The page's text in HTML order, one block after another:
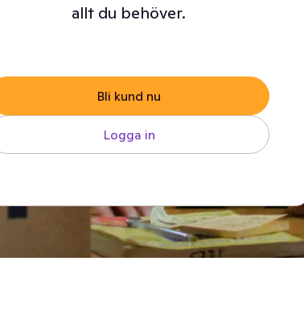
allt du behöver.
Bli kund nu
Logga in